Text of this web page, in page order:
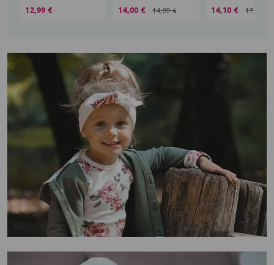
12,99 € 14,00 € 14,99 € 14,10 € 17,99 €